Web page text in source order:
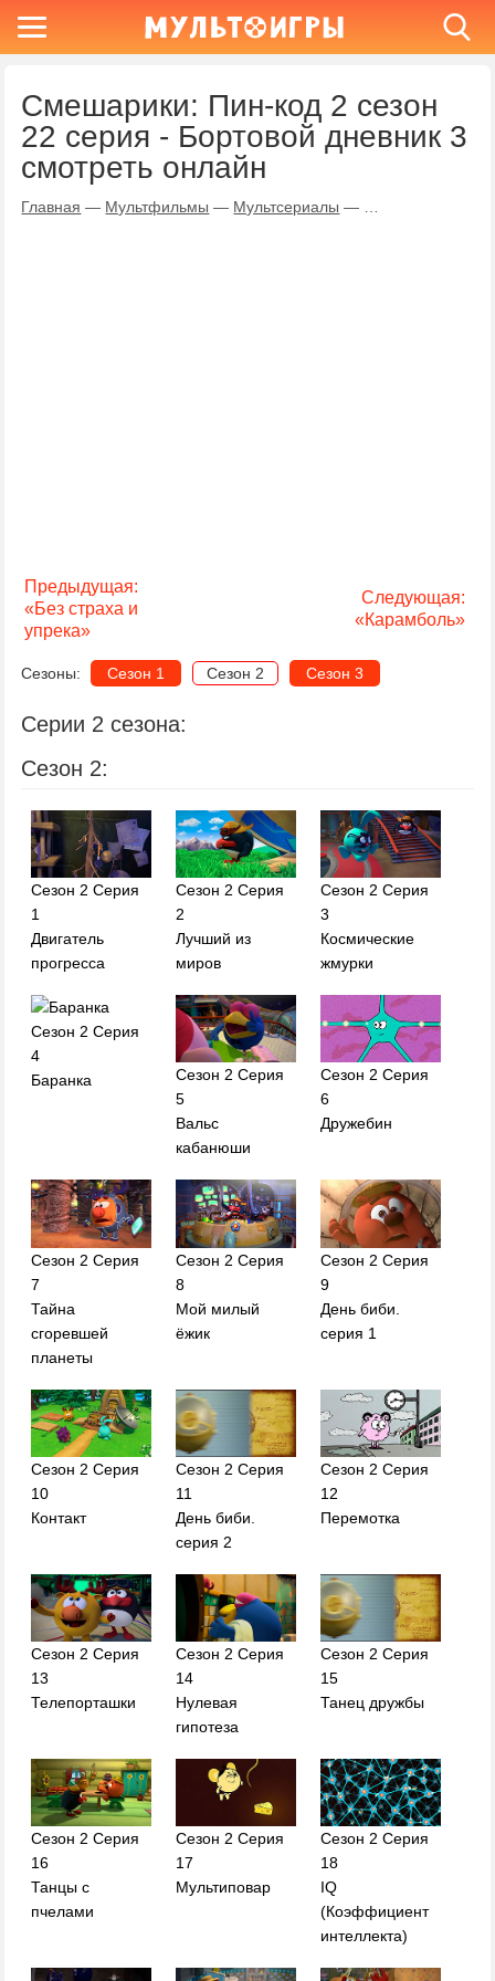
Смешарики: Пин-код 2 сезон
22 серия - Бортовой дневник 3
смотреть онлайн
Главная — Мультфильмы — Мультсериалы —
Предыдущая:
«Без страха и
упрека»
Следующая:
«Карамболь»
Сезоны: Сезон 1 Сезон 2 Сезон 3
Серии 2 сезона:
Сезон 2:
Сезон 2 Серия
1
Двигатель
прогресса
Сезон 2 Серия
2
Лучший из
миров
Сезон 2 Серия
3
Космические
жмурки
Сезон 2 Серия
4
Баранка
Сезон 2 Серия
5
Вальс
кабанюши
Сезон 2 Серия
6
Дружебин
Сезон 2 Серия
7
Тайна
сгоревшей
планеты
Сезон 2 Серия
8
Мой милый
ёжик
Сезон 2 Серия
9
День биби.
серия 1
Сезон 2 Серия
10
Контакт
Сезон 2 Серия
11
День биби.
серия 2
Сезон 2 Серия
12
Перемотка
Сезон 2 Серия
13
Телепорташки
Сезон 2 Серия
14
Нулевая
гипотеза
Сезон 2 Серия
15
Танец дружбы
Сезон 2 Серия
16
Танцы с
пчелами
Сезон 2 Серия
17
Мультиповар
Сезон 2 Серия
18
IQ
(Коэффициент
интеллекта)